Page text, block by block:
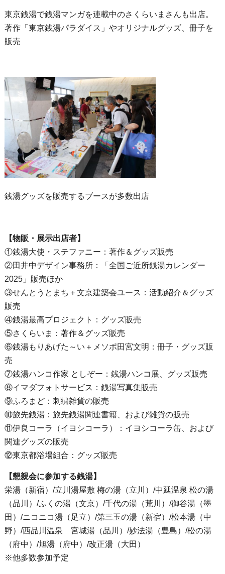
東京銭湯で銭湯マンガを連載中のさくらいまさんも出店。
著作「東京銭湯パラダイス」やオリジナルグッズ、冊子を
販売
銭湯グッズを販売するブースが多数出店
【物販・展示出店者】
①銭湯大使・ステファニー：著作＆グッズ販売
②田井中デザイン事務所：「全国ご近所銭湯カレンダー
2025」販売ほか
③せんとうとまち＋文京建築会ユース：活動紹介＆グッズ
販売
④銭湯最高プロジェクト：グッズ販売
⑤さくらいま：著作＆グッズ販売
⑥銭湯もりあげた～い＋メソポ田宮文明：冊子・グッズ販
売
⑦銭湯ハンコ作家 としぞー：銭湯ハンコ展、グッズ販売
⑧イマダフォトサービス：銭湯写真集販売
⑨ふろまど：刺繍雑貨の販売
⑩旅先銭湯：旅先銭湯関連書籍、および雑貨の販売
⑪伊良コーラ（イヨシコーラ）：イヨシコーラ缶、および
関連グッズの販売
⑫東京都浴場組合：グッズ販売
【懇親会に参加する銭湯】
栄湯（新宿）/立川湯屋敷 梅の湯（立川）/中延温泉 松の湯
（品川）/ふくの湯（文京）/千代の湯（荒川）/御谷湯（墨
田）/ニコニコ湯（足立）/第三玉の湯（新宿）/松本湯（中
野）/西品川温泉 宮城湯（品川）/妙法湯（豊島）/松の湯
（府中）/旭湯（府中）/改正湯（大田）
※他多数参加予定